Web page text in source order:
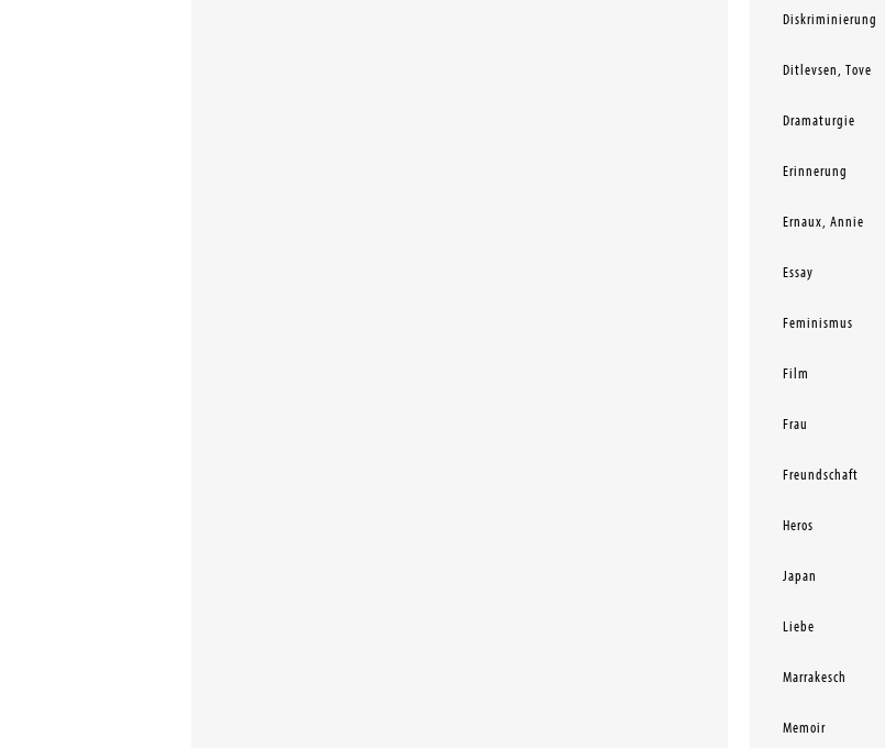
Diskriminierung
Ditlevsen, Tove
Dramaturgie
Erinnerung
Ernaux, Annie
Essay
Feminismus
Film
Frau
Freundschaft
Heros
Japan
Liebe
Marrakesch
Memoir